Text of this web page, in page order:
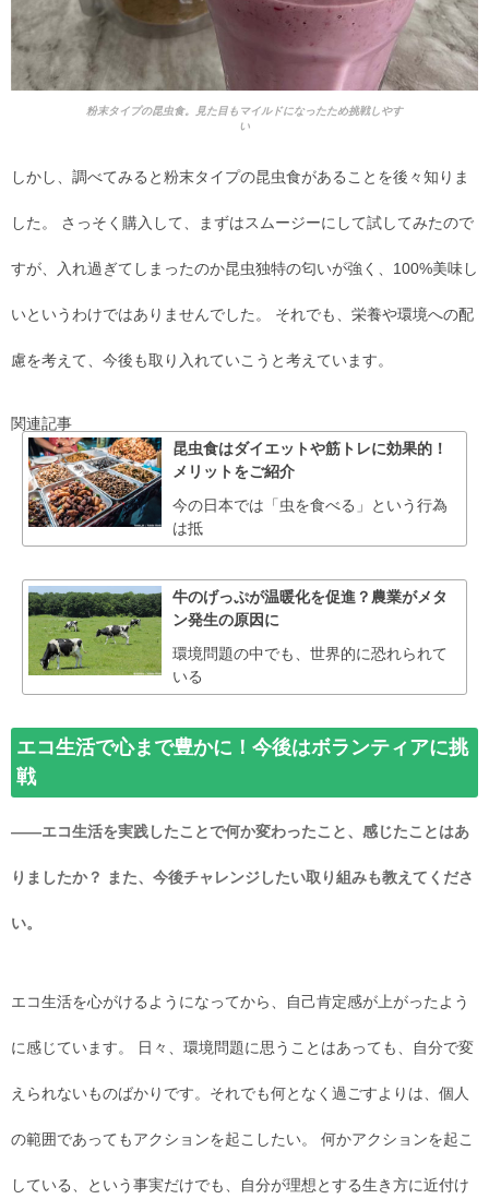
粉末タイプの昆虫食。見た目もマイルドになったため挑戦しやす
い
しかし、調べてみると粉末タイプの昆虫食があることを後々知りま
した。 さっそく購入して、まずはスムージーにして試してみたので
すが、入れ過ぎてしまったのか昆虫独特の匂いが強く、100%美味し
いというわけではありませんでした。 それでも、栄養や環境への配
慮を考えて、今後も取り入れていこうと考えています。
関連記事
昆虫食はダイエットや筋トレに効果的！
メリットをご紹介
今の日本では「虫を食べる」という行為
は抵
牛のげっぷが温暖化を促進？農業がメタ
ン発生の原因に
環境問題の中でも、世界的に恐れられて
いる
エコ生活で心まで豊かに！今後はボランティアに挑
戦
――エコ生活を実践したことで何か変わったこと、感じたことはあ
りましたか？ また、今後チャレンジしたい取り組みも教えてくださ
い。
エコ生活を心がけるようになってから、自己肯定感が上がったよう
に感じています。 日々、環境問題に思うことはあっても、自分で変
えられないものばかりです。それでも何となく過ごすよりは、個人
の範囲であってもアクションを起こしたい。 何かアクションを起こ
している、という事実だけでも、自分が理想とする生き方に近付け